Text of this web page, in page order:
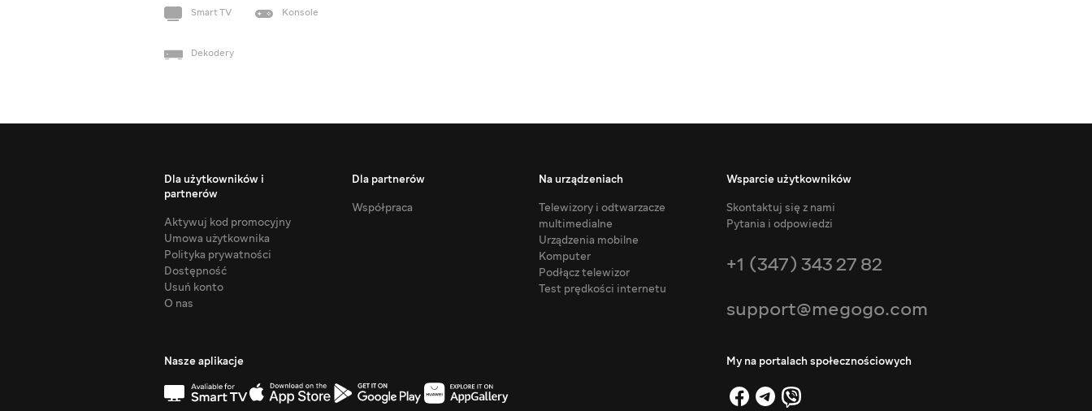
Smart TV Konsole
Dekodery
Dla użytkowników i
partnerów
Aktywuj kod promocyjny
Umowa użytkownika
Polityka prywatności
Dostępność
Usuń konto
O nas
Dla partnerów
Współpraca
Na urządzeniach
Telewizory i odtwarzacze
multimedialne
Urządzenia mobilne
Komputer
Podłącz telewizor
Test prędkości internetu
Wsparcie użytkowników
Skontaktuj się z nami
Pytania i odpowiedzi
+1 (347) 343 27 82
support@megogo.com
Nasze aplikacje My na portalach społecznościowych